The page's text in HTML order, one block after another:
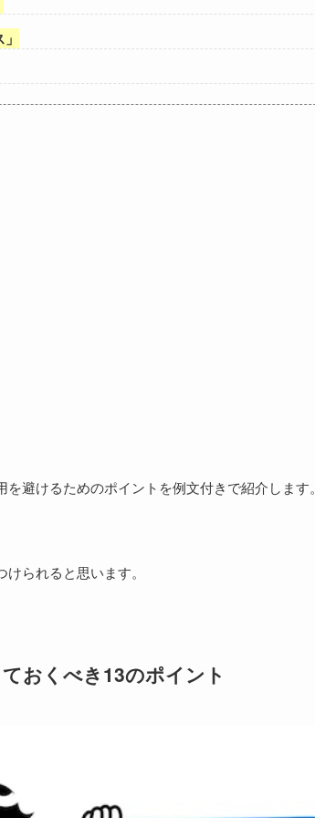
避けるためのポイントを例文付きで紹介します。
られると思います。
おくべき13のポイント